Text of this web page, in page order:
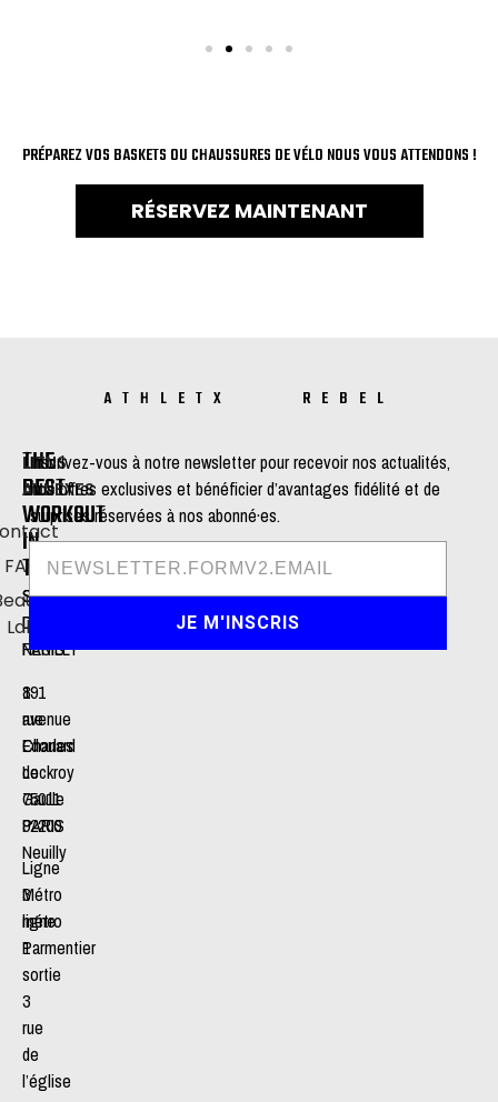
PRÉPAREZ VOS BASKETS OU CHAUSSURES DE VÉLO NOUS VOUS ATTENDONS !
RÉSERVEZ MAINTENANT
ATHLETX REBEL
THE
BEST
WORKOUT
IN
TOWN
STUDIO
DE
NEUILLY
191
avenue
Charles
de
Gaulle
92200
Neuilly
Métro
ligne
1
sortie
3
rue
de
l’église
STUDIO
DE
PARIS
8
rue
Edouard
Lockroy
75011
PARIS
Ligne
3
métro
Parmentier
LIENS
ANNEXES
FAQ
Lab
Inscrivez-vous à notre newsletter pour recevoir nos actualités,
nos offres exclusives et bénéficier d’avantages fidélité et de
surprises réservées à nos abonné·es.
JE M'INSCRIS